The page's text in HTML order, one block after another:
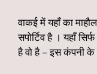
वाकई में यहाँ का
सपोर्टिव है । यहाँ
है वो है – इस कंपनी के